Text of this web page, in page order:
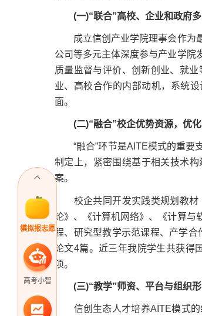
模拟报志愿
高考小智
(一)“联合”高校、企业和政府
成立信创产业学院理事会作为最
公司等多元主体深度参与产业学院
质量监督与评价、创新创业、就
业、高校合作的内部动机，系统
面。
(二)“融合”校企优势资源，优
“融合”环节是AITE模式的重要
制定上，紧密围绕基于相关技术
案。
校企共同开发实践类规划教材
论》、《计算机网络》、《计算
程、研究型教学示范课程、产学
论文4篇。近三年我院学生共获得
项。
(三)“教学”师资、平台与组织
信创生态人才培养AITE模式的